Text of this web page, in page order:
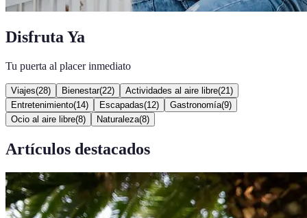
Disfruta Ya
Tu puerta al placer inmediato
Viajes(28) Bienestar(22) Actividades al aire libre(21 )
Entretenimiento(14) Escapadas(12) Gastronomía(9)
Ocio al aire libre(8) Naturaleza(8)
Artículos destacados